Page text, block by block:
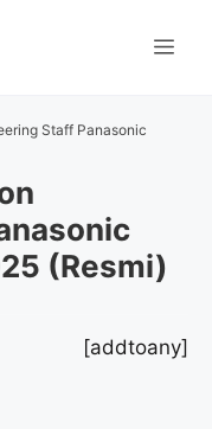
Staff Panasonic
(Resmi)
[addtoany]